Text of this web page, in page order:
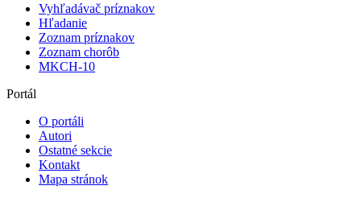
Vyhľadávač príznakov
Hľadanie
Zoznam príznakov
Zoznam chorôb
MKCH-10
Portál
O portáli
Autori
Ostatné sekcie
Kontakt
Mapa stránok